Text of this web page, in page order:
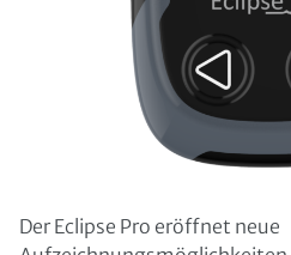
Der Eclipse Pro eröffnet neue